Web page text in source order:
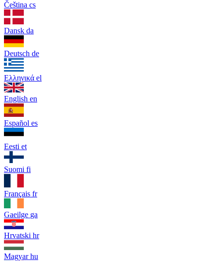
Čeština cs
Dansk da
Deutsch de
Ελληνικά el
English en
Español es
Eesti et
Suomi fi
Français fr
Gaeilge ga
Hrvatski hr
Magyar hu